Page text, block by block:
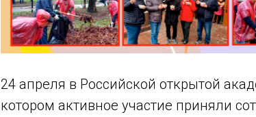
24 апреля в Российской открытой
котором активное участие приняли